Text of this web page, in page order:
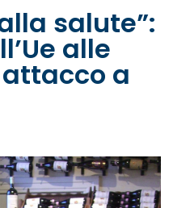
salute”:
alle
a